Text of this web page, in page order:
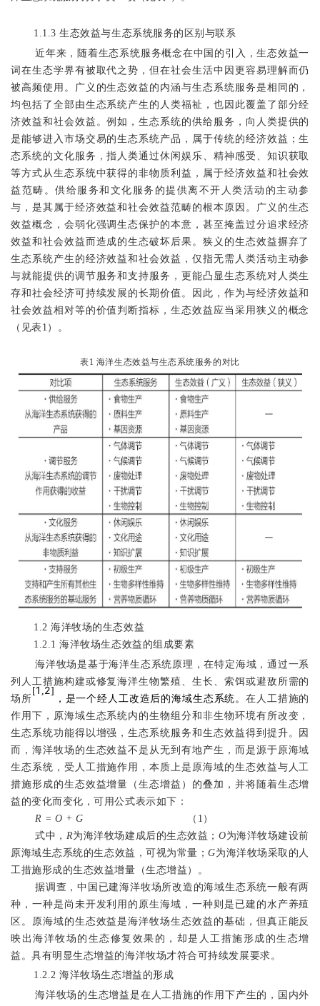
1.1.3生态效益与生态系统服务的区别与联系
近年来，随着生态系统服务概念在中国的引入，生态效益一
词在生态学界有被取代之势，但在社会生活中因更容易理解而仍
被高频使用。广义的生态效益的内涵与生态系统服务是相同的，
均包括了全部由生态系统产生的人类福祉，也因此覆盖了部分经
济效益和社会效益。例如，生态系统的供给服务，向人类提供的
是能够进入市场交易的生态系统产品，属于传统的经济效益；生
态系统的文化服务，指 人类通过休闲娱乐、精神感受、知识获取
等方式从生态系统中获得的非物质利益， 属于经济效益和社会效
益范畴。供给服务和文化服务的提供离不开人类活动的主动参
与，是其属于经济效益和社会效益范畴的根本原因。广义的生态
效益概念，会弱化强调生态保护的本意，甚至掩盖过分追求经济
效益和社会效益而造成的生态破坏后果。狭义的生态效益摒弃了
生态系统产生的经济效益和社会效益，仅指无需人类活动主动参
与就能提供的调节服务和支持服务，更能凸显生态系统对人类生
存和社会经济可持续发展的长期价值。因此，作为与经济效益和
社会效益相对等的价值判断指标，生态效益应当采用狭义的概念
（见表 1 ）。
表1 海洋生态效益与生态系统服务的对比
1.2海洋牧场的生态效益
1.2.1海洋牧场生态效益的组成要素
海洋牧场是基于海洋生态系统原理，在特定海域，通过一系
列人工措施构建或修复海洋生物繁殖、生长、索饵或避敌所需的
场所
[1 2]
，是一个经人工改造后的海域生态系统。在人工措施的
作用下，原海域生态系统内的生物组分和非生物环境有所改变，
生态系统功能得以增强，生态系统服务和生态效益得到提升。因
而，海洋牧场的生态效益不是从无到有地产生，而是源于原海域
生态系统，受人工措施作用，本质上是原海域的生态效益与人工
措施形成的生态效益增量（生态增益）的叠加，并将随着生态增
益的变化而变化，可用公式表示如下：
R = O + G
（ 1 ）
式中， R为海洋牧场建成后的生态效益； O为海洋牧场建设前
原海域生态系统的生态效益，可视为常量；G为海洋牧场采取的人
工措施形成的生态效益增量（生态增益）。
据调查，中国已建海洋牧场所改造的海域生态系统一般有两
种，一种是尚未开发利用的原生海域，一种则是已建的水产养殖
区。原海域的生态效益是海洋牧场生态效益的基础，但真正能反
映出海洋牧场的生态修复效果的，却是人工措施形成的生态增
益。具有明显生态增益的海洋牧场才符合可持续发展要求。
1.2.2海洋牧场生态增益的形成
海洋牧场的生态增益是在人工措施的作用下产生的，国内外